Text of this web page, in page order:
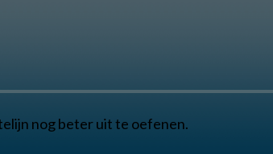
nog beter uit te oefenen.